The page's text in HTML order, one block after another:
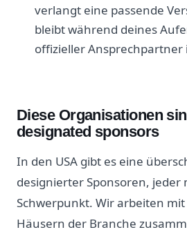
verlangt eine passende
bleibt während deines
offizieller Ansprechpartner
Diese Organisationen
designated sponsors
In den USA gibt es eine
designierter Sponsoren, jeder
Schwerpunkt. Wir arbeiten
Häusern der Branche